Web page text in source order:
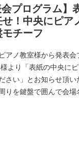
会プログラム】
！中央にピア
チーフ
アノ教室様から発表
より「表紙の中央に
さい」とお知らせ頂
りを鍵盤で囲んで会場